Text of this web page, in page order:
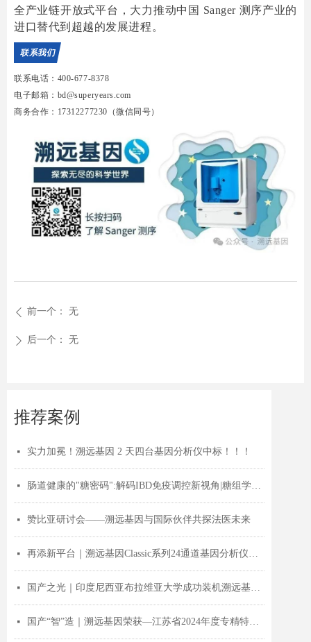
全产业链开放式平台，大力推动中国 Sanger 测序产业的
进口替代到超越的发展进程。
联系我们
联系电话：400-677-8378
电子邮箱：bd@superyears.com
商务合作：17312277230（微信同号）
ꄴ 前一个： 无
ꄲ 后一个： 无
推荐案例
넷 实力加冕！溯远基因 2 天四台基因分析仪中标！！！
넷 肠道健康的"糖密码":解码IBD免疫调控新视角|糖组学前沿
넷 赞比亚研讨会——溯远基因与国际伙伴共探法医未来
넷 再添新平台｜溯远基因Classic系列24通道基因分析仪获批医疗器械注册证！
넷 国产之光｜印度尼西亚布拉维亚大学成功装机溯远基因Sanger测序仪！
넷 国产“智”造｜溯远基因荣获—江苏省2024年度专精特新中小企业认证！